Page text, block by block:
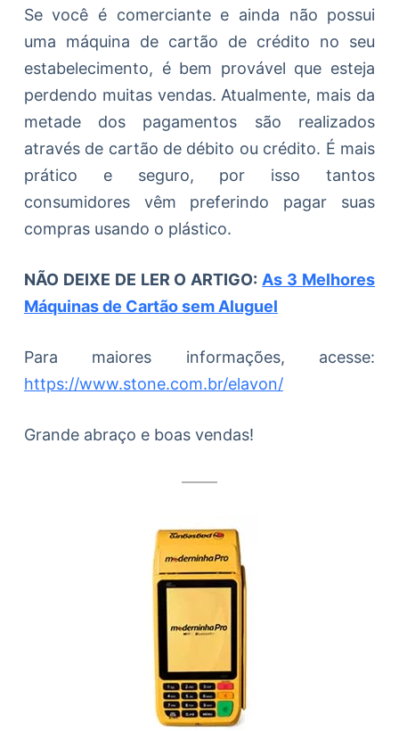
Se você é comerciante e ainda não possui
uma máquina de cartão de crédito no seu
estabelecimento, é bem provável que esteja
perdendo muitas vendas. Atualmente, mais da
metade dos pagamentos são realizados
através de cartão de débito ou crédito. É mais
prático e seguro, por isso tantos
consumidores vêm preferindo pagar suas
compras usando o plástico.
NÃO DEIXE DE LER O ARTIGO: As 3 Melhores
Máquinas de Cartão sem Aluguel
Para maiores informações, acesse:
https://www.stone.com.br/elavon/
Grande abraço e boas vendas!